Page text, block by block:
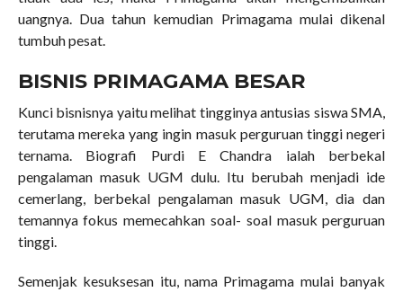
uangnya. Dua tahun kemudian Primagama mulai dikenal
tumbuh pesat.
BISNIS PRIMAGAMA BESAR
Kunci bisnisnya yaitu melihat tingginya antusias siswa SMA,
terutama mereka yang ingin masuk perguruan tinggi negeri
ternama. Biografi Purdi E Chandra ialah berbekal
pengalaman masuk UGM dulu. Itu berubah menjadi ide
cemerlang, berbekal pengalaman masuk UGM, dia dan
temannya fokus memecahkan soal- soal masuk perguruan
tinggi.
Semenjak kesuksesan itu, nama Primagama mulai banyak